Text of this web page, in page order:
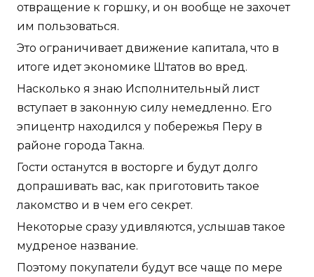
отвращение к горшку, и он вообще не захочет
им пользоваться.
Это ограничивает движение капитала, что в
итоге идет экономике Штатов во вред.
Насколько я знаю Исполнительный лист
вступает в законную силу немедленно. Его
эпицентр находился у побережья Перу в
районе города Такна.
Гости останутся в восторге и будут долго
допрашивать вас, как приготовить такое
лакомство и в чем его секрет.
Некоторые сразу удивляются, услышав такое
мудреное название.
Поэтому покупатели будут все чаще по мере